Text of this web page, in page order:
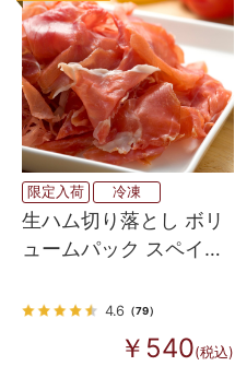
限定入荷 冷凍
生ハム切り落とし ボリ
ュームパック スペイン
4.6 （79）
￥540(税込)